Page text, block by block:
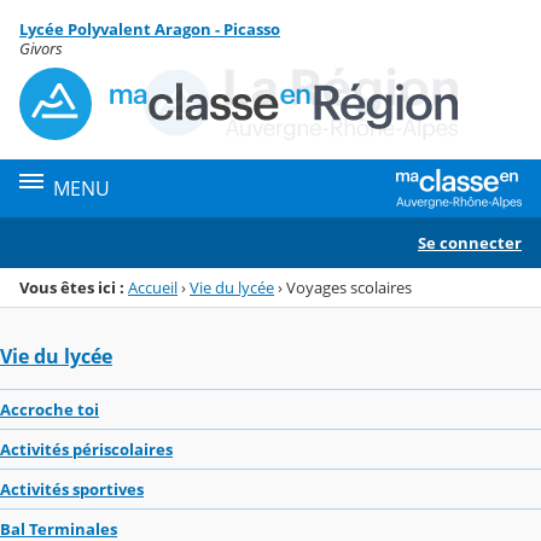
Menu de la rubrique
Contenu
Lycée Polyvalent Aragon - Picasso
Givors
MENU
Se connecter
Vous êtes ici : Accueil›Vie du lycée›Voyages scolaires
Vie du lycée
Accroche toi
Activités périscolaires
Activités sportives
Bal Terminales